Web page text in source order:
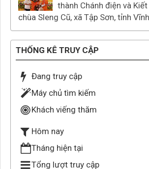
thành Chánh điện và
chùa Sleng Cũ, xã Tập Sơn, tỉnh
THỐNG KÊ TRUY CẬP
Đang truy cập
Máy chủ tìm kiếm
Khách viếng thăm
Hôm nay
Tháng hiện tại
Tổng lượt truy cập